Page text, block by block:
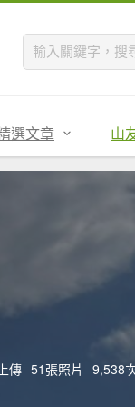
選文章 山
傳 51張照片 9,538